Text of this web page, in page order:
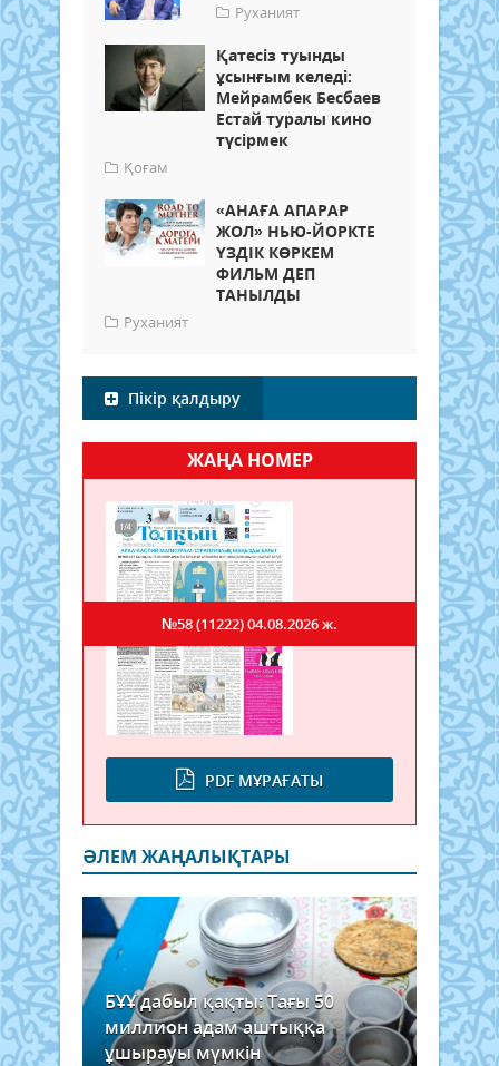
Руханият
Қатесіз туынды
ұсынғым келеді:
Мейрамбек Бесбаев
Естай туралы кино
түсірмек
Қоғам
«АНАҒА АПАРАР
ЖОЛ» НЬЮ-ЙОРКТЕ
ҮЗДІК КӨРКЕМ
ФИЛЬМ ДЕП
ТАНЫЛДЫ
Руханият
Пікір қалдыру
ЖАҢА НОМЕР
PDF МҰРАҒАТЫ
№58 (11222)04.08.2026 ж.
ӘЛЕМ ЖАҢАЛЫҚТАРЫ
БҰҰ дабыл қақты: Тағы 50
миллион адам аштыққа
ұшырауы мүмкін